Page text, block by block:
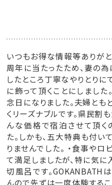
いつもお得な情報等ありがと
周年に当たったため、妻の
したところ丁寧なやりとりに
に飾って頂くことにしまし
念日になりました。夫婦とも
くリーズナブルです。県民割
んな価格で宿泊させて頂く
た。しかも、五大特典も付
りませんでした。 ・食事や
て満足しましたが、特に気に
切風呂です。GOKANBATH
んので先ずは一度体験するこ